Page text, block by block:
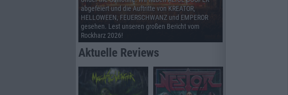
abgefeiert und die Auftritte von KREATOR,
HELLOWEEN, FEUERSCHWANZ und EMPEROR
gesehen. Lest unseren großen Bericht vom
Rockharz 2026!
Aktuelle Reviews